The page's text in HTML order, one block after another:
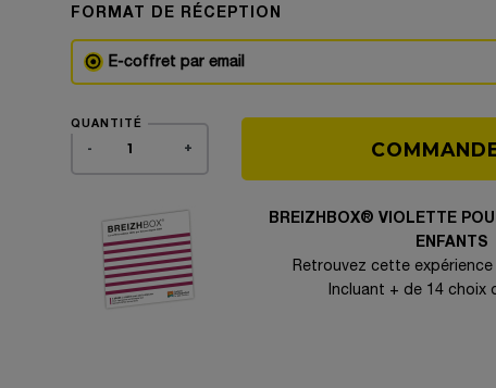
FORMAT DE RÉCEPTION
E-coffret par email
QUANTITÉ
- +
BREIZHBOX® VIOLETTE
ENFANTS
Retrouvez cette
Incluant + de 14 choix